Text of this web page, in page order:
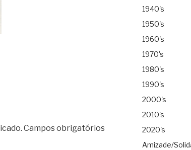
Campos obrigatórios
1940's
1950's
1960's
1970's
1980's
1990's
2000's
2010's
2020's
Amizade/